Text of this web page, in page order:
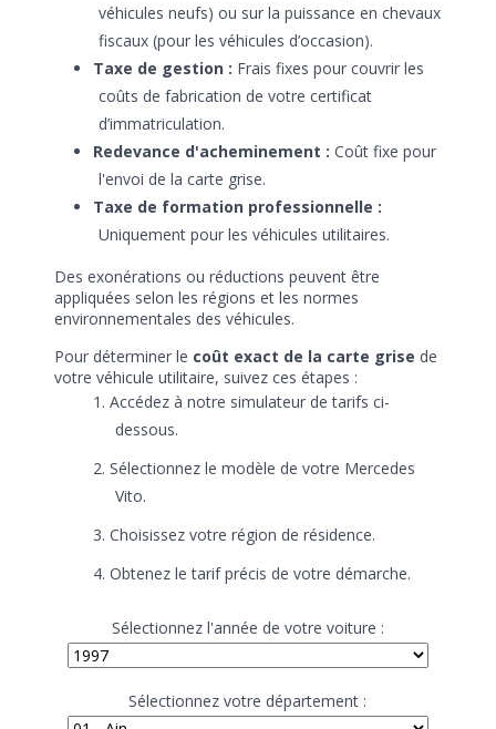
véhicules neufs) ou sur la puissance en chevaux
fiscaux (pour les véhicules d’occasion).
Taxe de gestion : Frais fixes pour couvrir les
coûts de fabrication de votre certificat
d’immatriculation.
Redevance d'acheminement : Coût fixe pour
l'envoi de la carte grise.
Taxe de formation professionnelle :
Uniquement pour les véhicules utilitaires.
Des exonérations ou réductions peuvent être
appliquées selon les régions et les normes
environnementales des véhicules.
Pour déterminer le coût exact de la carte grise de
votre véhicule utilitaire, suivez ces étapes :
Accédez à notre simulateur de tarifs ci-
dessous.
Sélectionnez le modèle de votre Mercedes
Vito.
Choisissez votre région de résidence.
Obtenez le tarif précis de votre démarche.
Sélectionnez l'année de votre voiture :
Sélectionnez votre département :